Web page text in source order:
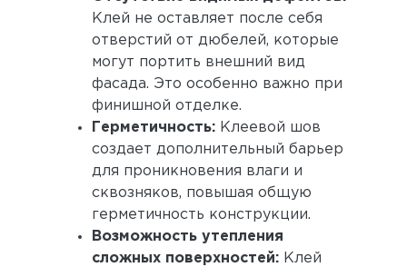
Клей не оставляет после себя
отверстий от дюбелей, которые
могут портить внешний вид
фасада. Это особенно важно при
финишной отделке.
Герметичность: Клеевой шов
создает дополнительный барьер
для проникновения влаги и
сквозняков, повышая общую
герметичность конструкции.
Возможность утепления
сложных поверхностей: Клей